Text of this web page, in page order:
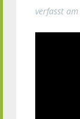
verfasst am